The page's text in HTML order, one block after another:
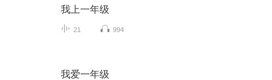
我上一年级
21 994
我爱一年级